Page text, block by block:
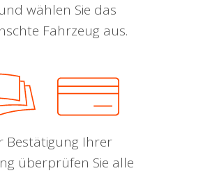
wählen Sie das
Fahrzeug aus.
Bestätigung Ihrer
überprüfen Sie alle